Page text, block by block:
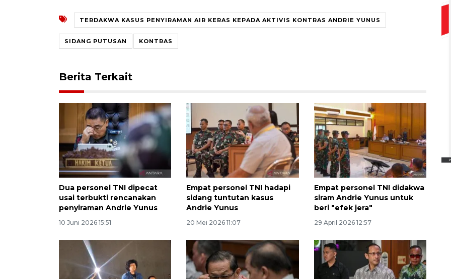
TERDAKWA KASUS PENYIRAMAN AIR KERAS KEPADA AKTIVIS KONTRAS ANDRIE YUNUS
SIDANG PUTUSAN KONTRAS
Berita Terkait
Dua personel TNI dipecat
usai terbukti rencanakan
penyiraman Andrie Yunus
10 Juni 2026 15:51
Empat personel TNI hadapi
sidang tuntutan kasus
Andrie Yunus
20 Mei 2026 11:07
Empat personel TNI didakwa
siram Andrie Yunus untuk
beri "efek jera"
29 April 2026 12:57
Ekspedisi Rupiah Berdaulat
2026 sambangi Papua
2026-08-06 13:15:00